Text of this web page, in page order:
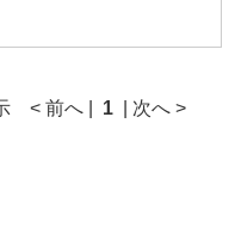
< 前へ | 1 | 次へ >